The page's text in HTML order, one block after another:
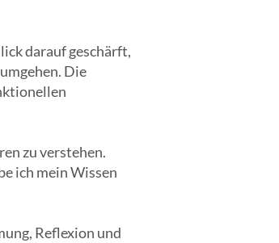
darauf geschärft,
Die
zu verstehen.
ich mein Wissen
Reflexion und